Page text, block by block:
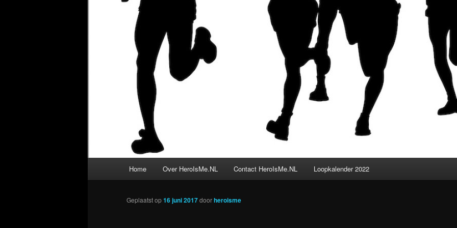
Home Over HeroIsMe.NL Contact HeroIsMe.NL Loopkalender 2022
Geplaatst op16 juni 2017doorheroisme